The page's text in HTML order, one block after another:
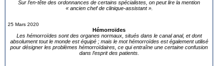
Sur l’en-tête des ordonnances de certains spécialistes, on peut lire la mention
« ancien chef de clinique-assistant ».
25 Mars 2020
Hémorroïdes
Les hémorroïdes sont des organes normaux, situés dans le canal anal, et dont
absolument tout le monde est équipé ; mais le mot hémorroïdes est également utilisé
pour désigner les problèmes hémorroïdaires, ce qui entraîne une certaine confusion
dans l’esprit des patients.